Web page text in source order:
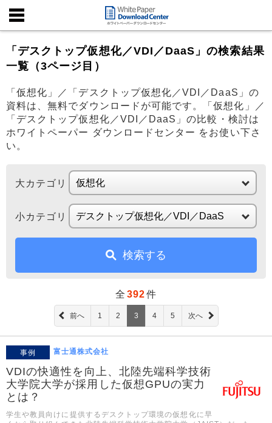
「デスクトップ仮想化／VDI／DaaS」の検索結果
一覧（3ページ目）
「仮想化」／「デスクトップ仮想化／VDI／DaaS」の
資料は、無料でダウンロードが可能です。「仮想化」／
「デスクトップ仮想化／VDI／DaaS」の比較・検討は
ホワイトペーパー ダウンロードセンター をお使い下さ
い。
大カテゴリ
小カテゴリ
検索する
全 392件
前へ 1 2 3 4 5 次へ
事例 富士通株式会社
VDIの快適性を向上、北陸先端科学技術
大学院大学が採用した仮想GPUの実力
とは？
学生や教員向けに提供するデスクトップ環境の仮想化に早